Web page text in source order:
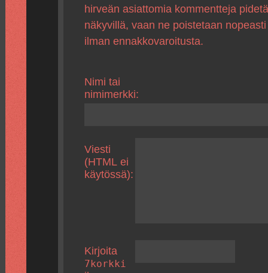
hirveän asiattomia kommentteja pidetä
näkyvillä, vaan ne poistetaan
ilman ennakkovaroitusta.
Nimi tai
nimimerkki:
Viesti
(HTML ei
käytössä):
Kirjoita
7korkki